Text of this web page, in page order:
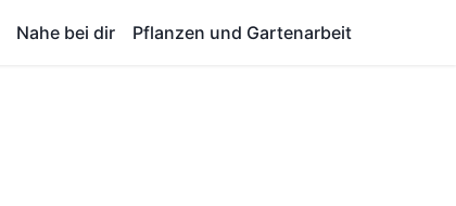
Nahe bei dir Pflanzen und Gartenarbeit